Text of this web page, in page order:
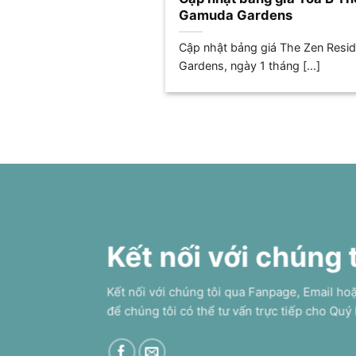
Gamuda Gardens
Cập nhật bảng giá The Zen
Gardens, ngày 1 tháng [...]
Kết nối với chúng
Kết nối với chúng tôi qua Fanpage, Email
để chúng tôi có thể tư vấn trực tiếp cho Quý